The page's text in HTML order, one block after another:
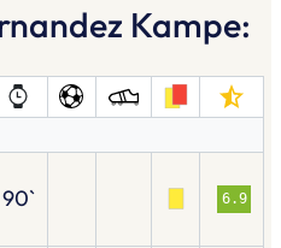
Kampe:
90` 6.9